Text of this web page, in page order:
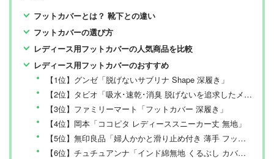
フットカバーとは？ 靴下との違い
フットカバーの選び方
レディース用フットカバーの人気商品を比較
レディース用フットカバーのおすすめ
【1位】グンゼ「脱げないサブリナ Shape 深履き」
【2位】タビオ「吸水･速乾･消臭 脱げないを追求したメッシュカジュアルカバーソックス クールマックス ファブリック製」
【3位】ファミリーマート「フットカバー 深履き」
【4位】岡本「ココピタ レディーススニーカー丈 無地」
【5位】無印良品「婦人かかと滑り止め付き 薄手 フットカバー」
【6位】チュチュアンナ「インド綿無地 くるぶし カバーソックス」